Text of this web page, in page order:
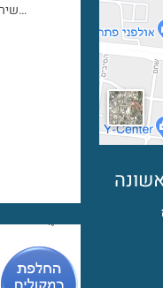
קומה ראשונה
שירותי תיקונים…